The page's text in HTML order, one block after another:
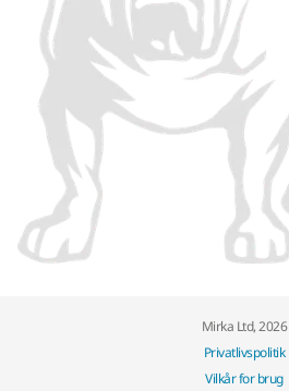
Mirka Ltd, 2026
Privatlivspolitik
Vilkår for brug